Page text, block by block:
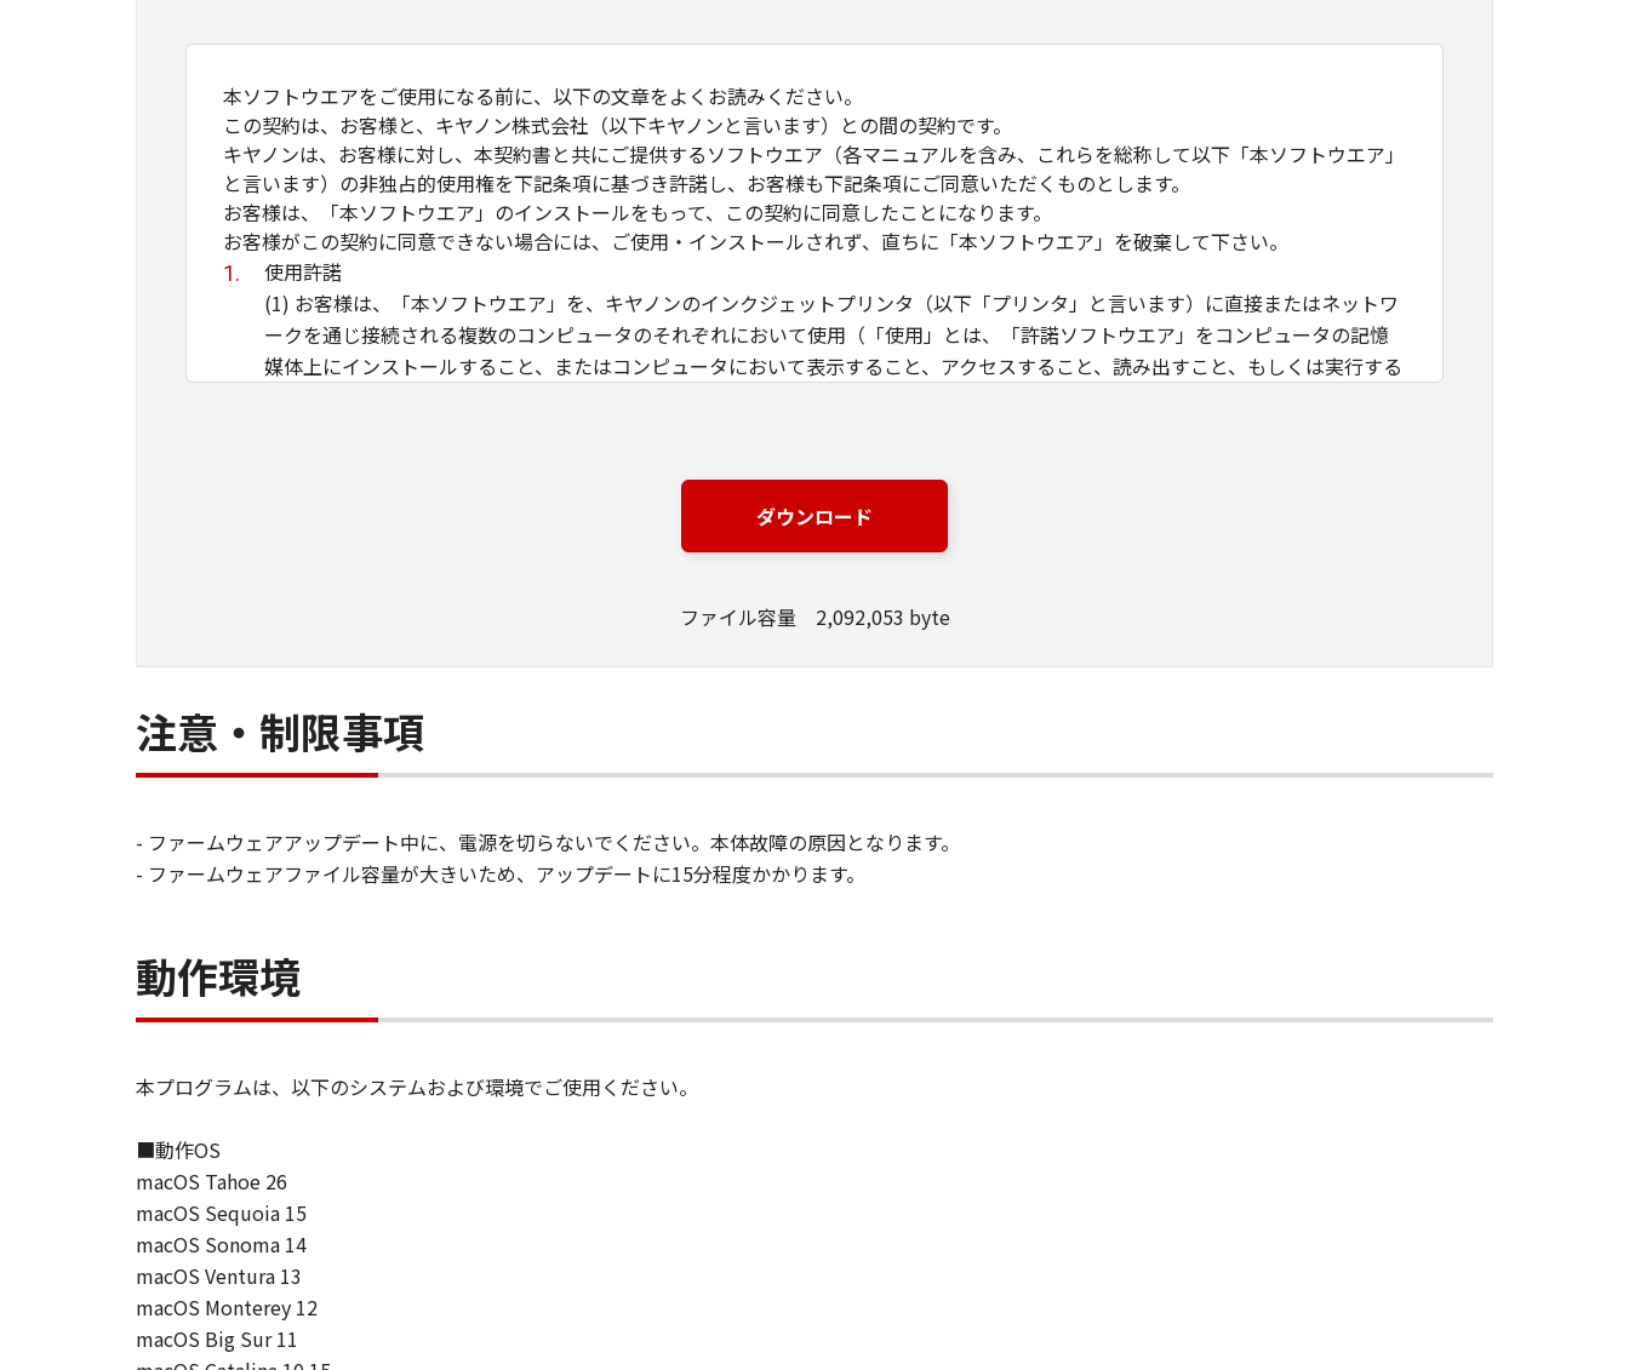
本ソフトウエアをご使用になる前に、以下の文章をよくお読みください。
この契約は、お客様と、キヤノン株式会社（以下キヤノンと言います）との間の契約です。
キヤノンは、お客様に対し、本契約書と共にご提供するソフトウエア（各マニュアルを含み、これらを総称して以下「本ソフトウエア」
と言います）の非独占的使用権を下記条項に基づき許諾し、お客様も下記条項にご同意いただくものとします。
お客様は、「本ソフトウエア」のインストールをもって、この契約に同意したことになります。
お客様がこの契約に同意できない場合には、ご使用・インストールされず、直ちに「本ソフトウエア」を破棄して下さい。
使用許諾
(1) お客様は、「本ソフトウエア」を、キヤノンのインクジェットプリンタ（以下「プリンタ」と言います）に直接またはネットワ
ークを通じ接続される複数のコンピュータのそれぞれにおいて使用（「使用」とは、「許諾ソフトウエア」をコンピュータの記憶
媒体上にインストールすること、またはコンピュータにおいて表示すること、アクセスすること、読み出すこと、もしくは実行する
ものとします。 (2) お客様は、再使用許諾、譲渡、頒布、貸与その他の方法により、第三者に「本ソフトウエア」を使用もしくは利
(3) お客様は、「本ソフトウエア」の全部または一部を修正、改変、リバース・エンジニアリング、逆コンパイルまたは逆アセンブ
(4) 本契約に明示的に定める場合を除き、キヤノンは「本ソフトウエア」に関する知的財産権のいかなる権利もお客様に付与するも
「本ソフトウエア」及びその複製物に係る権限及び所有権は、その内容によりキヤノンまたはキヤノンのライセンサーに帰属しま
す。
「許諾ソフトウエア」が、CD-ROM等の記憶媒体に格納されて提供されている場合、キヤノンは、お客様が「許諾ソフトウエア」を
購入した日から90日の間、「許諾ソフトウエア」が格納されている記憶媒体（以下「メディア」と言います）に物理的な欠陥がな
保証の否認・免責
(1) 「本ソフトウエア」は、『現状のまま』の状態で使用許諾されます。キヤノン、キヤノンの関連会社、それらの販売代理店及び販売
店は、「本ソフトウエア」に関して、商品性及び特定の目的への適合性の保証を含め、いかなる保証も、明示たると黙示たるとを問わず
(2) キヤノン、キヤノンの関連会社、それらの販売代理店及び販売店は、「許諾ソフトウエア」の使用または使用不能から生ずるいかな
る損害（逸失利益及びその他の派生的または付随的な損害を含むがこれらに限定されない）について、一切の責任を負わないものとしま
(3) キヤノン、キヤノンの関連会社、それらの販売代理店及び販売店は、「本ソフトウエア」の使用に起因または関連してお客様と第三
者との間に生じたいかなる紛争についても、一切責任を負わないものとします。
(4) 以上が、「本ソフトウエア」に関するキヤノン、キヤノンの関連会社、それらの販売代理店及び販売店のすべての責任であり、お客
様の唯一の救済です。
輸出
お客様は、日本国政府または関連する外国政府より必要な認可等を得ることなしに「本ソフトウエア」の全部または一部を、直接または
ダウンロード
ファイル容量 2,092,053 byte
注意・制限事項
- ファームウェアアップデート中に、電源を切らないでください。本体故障の原因となります。
- ファームウェアファイル容量が大きいため、アップデートに15分程度かかります。
動作環境
本プログラムは、以下のシステムおよび環境でご使用ください。
■動作OS
macOS Tahoe 26
macOS Sequoia 15
macOS Sonoma 14
macOS Ventura 13
macOS Monterey 12
macOS Big Sur 11